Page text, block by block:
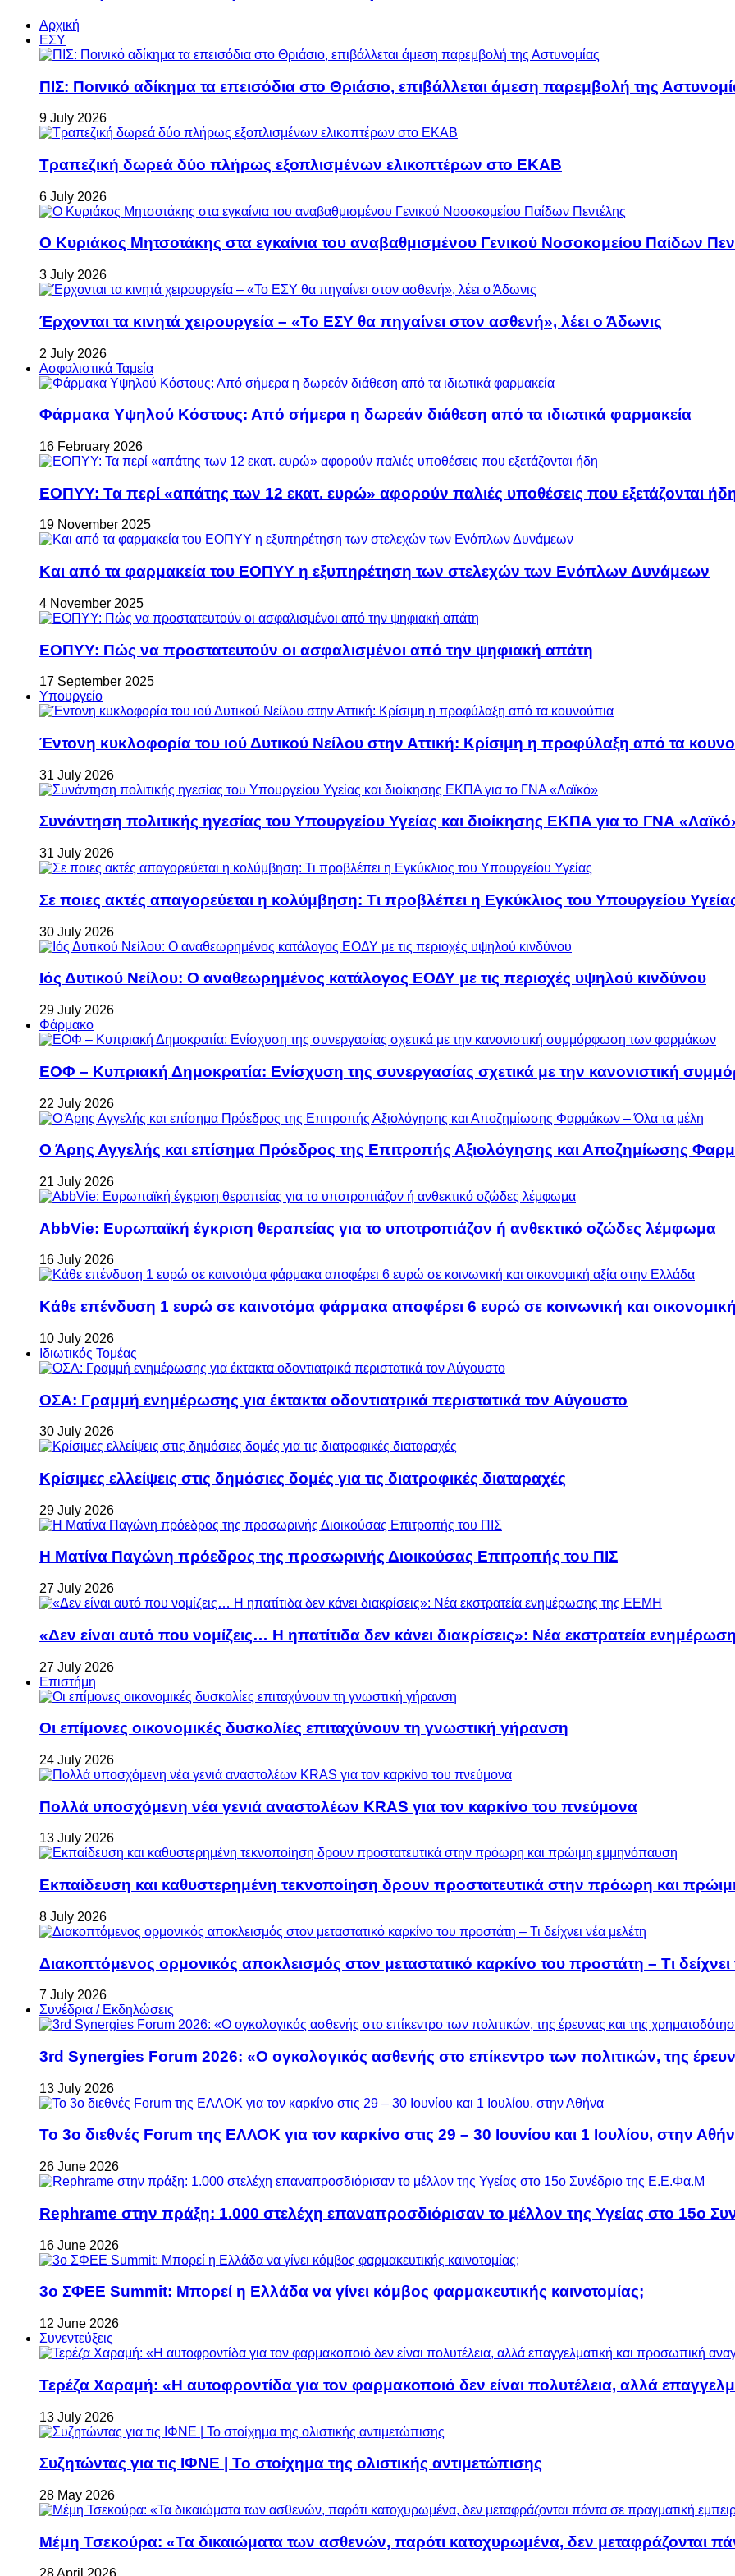
Αρχική
ΕΣΥ
ΠΙΣ: Ποινικό αδίκημα τα επεισόδια στο Θριάσιο, επιβάλλεται άμεση παρεμβολή της
9 July 2026
Τραπεζική δωρεά δύο πλήρως εξοπλισμένων ελικοπτέρων στο ΕΚΑΒ
6 July 2026
Ο Κυριάκος Μητσοτάκης στα εγκαίνια του αναβαθμισμένου Γενικού Νοσοκομείου Παίδων
3 July 2026
Έρχονται τα κινητά χειρουργεία – «Το ΕΣΥ θα πηγαίνει στον ασθενή», λέει ο Άδωνις
2 July 2026
Ασφαλιστικά Ταμεία
Φάρμακα Υψηλού Κόστους: Από σήμερα η δωρεάν διάθεση από τα ιδιωτικά φαρμακεία
16 February 2026
ΕΟΠΥΥ: Τα περί «απάτης των 12 εκατ. ευρώ» αφορούν παλιές υποθέσεις που εξετάζονται
19 November 2025
Και από τα φαρμακεία του ΕΟΠΥΥ η εξυπηρέτηση των στελεχών των Ενόπλων Δυνάμεων
4 November 2025
ΕΟΠΥΥ: Πώς να προστατευτούν οι ασφαλισμένοι από την ψηφιακή απάτη
17 September 2025
Υπουργείο
Έντονη κυκλοφορία του ιού Δυτικού Νείλου στην Αττική: Κρίσιμη η προφύλαξη από τα
31 July 2026
Συνάντηση πολιτικής ηγεσίας του Υπουργείου Υγείας και διοίκησης ΕΚΠΑ για το ΓΝΑ
31 July 2026
Σε ποιες ακτές απαγορεύεται η κολύμβηση: Τι προβλέπει η Εγκύκλιος του Υπουργείου
30 July 2026
Ιός Δυτικού Νείλου: Ο αναθεωρημένος κατάλογος ΕΟΔΥ με τις περιοχές υψηλού κινδύνου
29 July 2026
Φάρμακο
ΕΟΦ – Κυπριακή Δημοκρατία: Ενίσχυση της συνεργασίας σχετικά με την κανονιστική
22 July 2026
Ο Άρης Αγγελής και επίσημα Πρόεδρος της Επιτροπής Αξιολόγησης και Αποζημίωσης
21 July 2026
AbbVie: Ευρωπαϊκή έγκριση θεραπείας για το υποτροπιάζον ή ανθεκτικό οζώδες λέμφωμα
16 July 2026
Κάθε επένδυση 1 ευρώ σε καινοτόμα φάρμακα αποφέρει 6 ευρώ σε κοινωνική και
10 July 2026
Ιδιωτικός Τομέας
ΟΣΑ: Γραμμή ενημέρωσης για έκτακτα οδοντιατρικά περιστατικά τον Αύγουστο
30 July 2026
Κρίσιμες ελλείψεις στις δημόσιες δομές για τις διατροφικές διαταραχές
29 July 2026
Η Ματίνα Παγώνη πρόεδρος της προσωρινής Διοικούσας Επιτροπής του ΠΙΣ
27 July 2026
«Δεν είναι αυτό που νομίζεις… Η ηπατίτιδα δεν κάνει διακρίσεις»: Νέα εκστρατεία
27 July 2026
Επιστήμη
Οι επίμονες οικονομικές δυσκολίες επιταχύνουν τη γνωστική γήρανση
24 July 2026
Πολλά υποσχόμενη νέα γενιά αναστολέων KRAS για τον καρκίνο του πνεύμονα
13 July 2026
Εκπαίδευση και καθυστερημένη τεκνοποίηση δρουν προστατευτικά στην πρόωρη και
8 July 2026
Διακοπτόμενος ορμονικός αποκλεισμός στον μεταστατικό καρκίνο του προστάτη – Τι δείχνει
7 July 2026
Συνέδρια / Εκδηλώσεις
3rd Synergies Forum 2026: «Ο ογκολογικός ασθενής στο επίκεντρο των πολιτικών, της
13 July 2026
Το 3ο διεθνές Forum της ΕΛΛΟΚ για τον καρκίνο στις 29 – 30 Ιουνίου και 1 Ιουλίου, στην
26 June 2026
Rephrame στην πράξη: 1.000 στελέχη επαναπροσδιόρισαν το μέλλον της Υγείας στο 15ο
16 June 2026
3ο ΣΦΕΕ Summit: Μπορεί η Ελλάδα να γίνει κόμβος φαρμακευτικής καινοτομίας;
12 June 2026
Συνεντεύξεις
Τερέζα Χαραμή: «Η αυτοφροντίδα για τον φαρμακοποιό δεν είναι πολυτέλεια, αλλά
13 July 2026
Συζητώντας για τις ΙΦΝΕ | Το στοίχημα της ολιστικής αντιμετώπισης
28 May 2026
Μέμη Τσεκούρα: «Τα δικαιώματα των ασθενών, παρότι κατοχυρωμένα, δεν μεταφράζονται